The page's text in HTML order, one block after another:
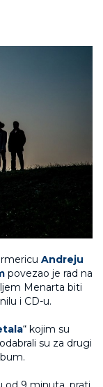
Andreju
povezao je rad na
Menarta biti
i CD-u.
“ kojim su
su za drugi